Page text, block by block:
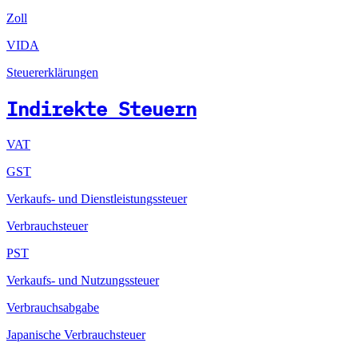
Zoll
VIDA
Steuererklärungen
Indirekte Steuern
VAT
GST
Verkaufs- und Dienstleistungssteuer
Verbrauchsteuer
PST
Verkaufs- und Nutzungssteuer
Verbrauchsabgabe
Japanische Verbrauchsteuer